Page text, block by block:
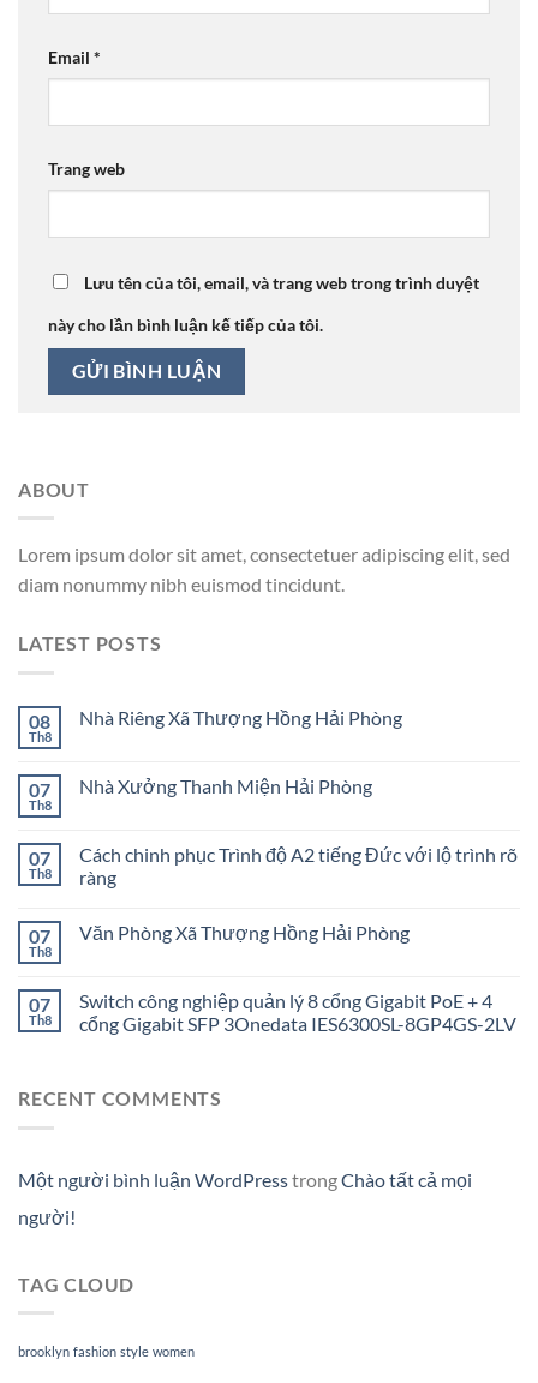
Email *
Trang web
Lưu tên của tôi, email, và trang web trong trình duyệt
này cho lần bình luận kế tiếp của tôi.
ABOUT
Lorem ipsum dolor sit amet, consectetuer adipiscing elit, sed
diam nonummy nibh euismod tincidunt.
LATEST POSTS
08
Th8
Nhà Riêng Xã Thượng Hồng Hải Phòng
07
Th8
Nhà Xưởng Thanh Miện Hải Phòng
07
Th8
Cách chinh phục Trình độ A2 tiếng Đức với lộ trình rõ
ràng
07
Th8
Văn Phòng Xã Thượng Hồng Hải Phòng
07
Th8
Switch công nghiệp quản lý 8 cổng Gigabit PoE + 4
cổng Gigabit SFP 3Onedata IES6300SL-8GP4GS-2LV
RECENT COMMENTS
Một người bình luận WordPresstrongChào tất cả mọi
người!
TAG CLOUD
brooklyn fashion style women